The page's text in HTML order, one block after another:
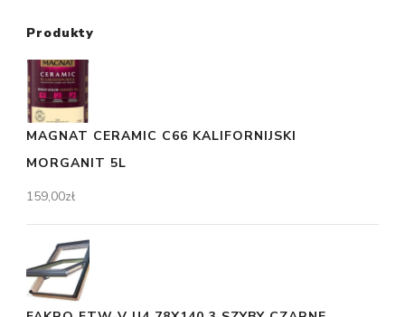
Produkty
MAGNAT CERAMIC C66 KALIFORNIJSKI
MORGANIT 5L
159,00zł